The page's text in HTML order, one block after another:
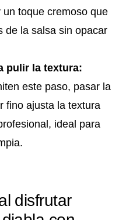
toque cremoso que
de la salsa sin opacar
pulir la textura:
este paso, pasar la
fino ajusta la textura
ideal para
disfrutar